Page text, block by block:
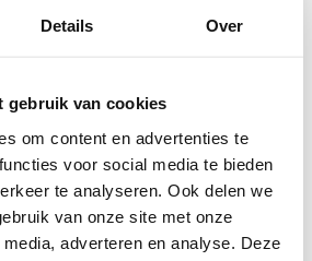
Details Over
gebruik van cookies
om content en advertenties te
voor social media te bieden
te analyseren. Ook delen we
van onze site met onze
adverteren en analyse. Deze
FRANEKER